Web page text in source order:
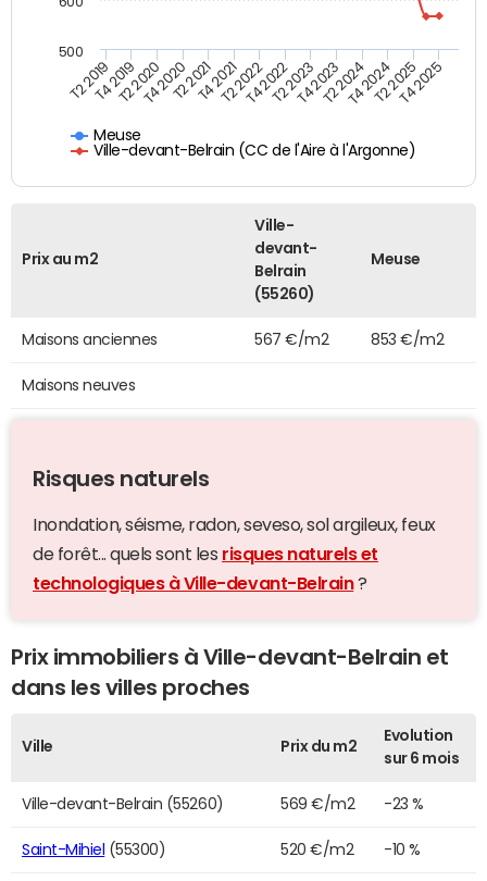
Meuse
Ville-devant-Belrain (CC de l'Aire à l'Argonne)
T2 2019T4 2019T2 2020T4 2020T2 2021T4 2021T2 2022T4 2022T2 2023T4 2023T2 2024T4 2024T2 2025T4 2025
500
Prix au m2
Ville-
devant-
Belrain
(55260)
Meuse
Maisons anciennes 567 €/m2 853 €/m2
Maisons neuves
Risques naturels
Inondation, séisme, radon, seveso, sol argileux, feux
de forêt... quels sont les risques naturels et
technologiques à Ville-devant-Belrain?
Prix immobiliers à Ville-devant-Belrain et
dans les villes proches
Ville Prix du m2
Evolution
sur 6 mois
Ville-devant-Belrain (55260) 569 €/m2 -23 %
Saint-Mihiel (55300) 520 €/m2 -10 %